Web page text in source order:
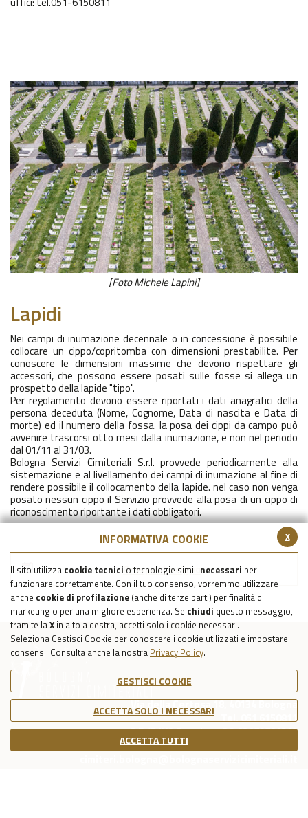
x
INFORMATIVA COOKIE
Il sito utilizza cookie tecnici o tecnologie simili necessari per
funzionare correttamente. Con il tuo consenso, vorremmo utilizzare
anche cookie di profilazione (anche di terze parti) per finalità di
marketing o per una migliore esperienza. Se chiudi questo messaggio,
tramite laX in alto a destra, accetti solo i cookie necessari.
Seleziona Gestisci Cookie per conoscere i cookie utilizzati e impostare i
consensi. Consulta anche la nostra Privacy Policy.
GESTISCI COOKIE
ACCETTA SOLO I NECESSARI
ACCETTA TUTTI
[Foto Michele Lapini]
Lapidi
Nei campi di inumazione decennale o in concessione è possibile
collocare un cippo/copritomba con dimensioni prestabilite. Per
conoscere le dimensioni massime che devono rispettare gli
accessori, che possono essere posati sulle fosse si allega un
prospetto della lapide "tipo".
Per regolamento devono essere riportati i dati anagrafici della
persona deceduta (Nome, Cognome, Data di nascita e Data di
morte) ed il numero della fossa. la posa dei cippi da campo può
avvenire trascorsi otto mesi dalla inumazione, e non nel periodo
dal 01/11 al 31/03.
Bologna Servizi Cimiteriali S.r.l. provvede periodicamente alla
sistemazione e al livellamento dei campi di inumazione al fine di
rendere possibile il collocamento della lapide. nel caso non venga
posato nessun cippo il Servizio provvede alla posa di un cippo di
riconoscimento riportante i dati obbligatori.
Prospetto cippo
Via della Certosa 18, 40134 Bologna
Tel. 051 6150811
C.F./P.IVA Reg. Imp. BO 03079781203
Capitale Sociale Int. Vers. €39.215,69